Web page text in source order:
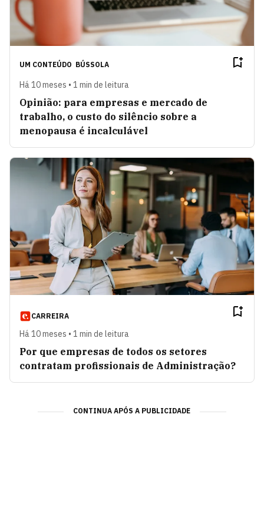
UM CONTEÚDO BÚSSOLA
Há 10 meses • 1 min de leitura
Opinião: para empresas e mercado de
trabalho, o custo do silêncio sobre a
menopausa é incalculável
CARREIRA
Há 10 meses • 1 min de leitura
Por que empresas de todos os setores
contratam profissionais de Administração?
CONTINUA APÓS A PUBLICIDADE